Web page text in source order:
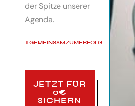
der Spitze unserer
Agenda.
#GEMEINSAMZUMERFOLG
JETZT FÜR
0€
SICHERN